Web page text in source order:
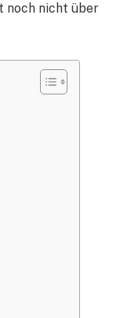
noch nicht über